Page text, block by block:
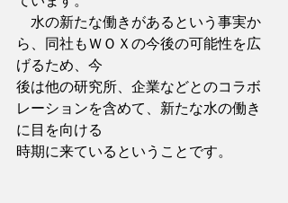
水の新たな働きがあるという事実か
ら、同社もＷＯＸの今後の可能性を広
げるため、今
後は他の研究所、企業などとのコラボ
レーションを含めて、新たな水の働き
に目を向ける
時期に来ているということです。